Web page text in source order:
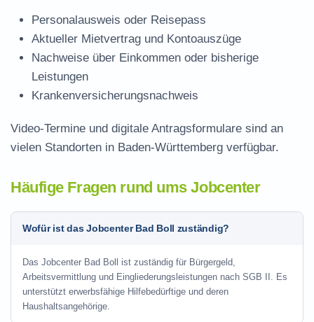
Personalausweis oder Reisepass
Aktueller Mietvertrag und Kontoauszüge
Nachweise über Einkommen oder bisherige
Leistungen
Krankenversicherungsnachweis
Video-Termine und digitale Antragsformulare sind an
vielen Standorten in Baden-Württemberg verfügbar.
Häufige Fragen rund ums Jobcenter
Wofür ist das Jobcenter Bad Boll zuständig?
Das Jobcenter Bad Boll ist zuständig für Bürgergeld,
Arbeitsvermittlung und Eingliederungsleistungen nach SGB II. Es
unterstützt erwerbsfähige Hilfebedürftige und deren
Haushaltsangehörige.